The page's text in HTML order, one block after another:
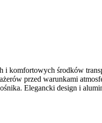
i komfortowych środków
przed warunkami
Elegancki design i